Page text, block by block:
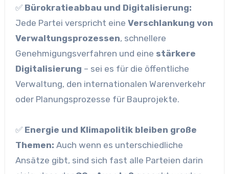
✅ Bürokratieabbau und Digitalisierung:
Jede Partei verspricht eine Verschlankung von
Verwaltungsprozessen, schnellere
Genehmigungsverfahren und eine stärkere
Digitalisierung – sei es für die öffentliche
Verwaltung, den internationalen Warenverkehr
oder Planungsprozesse für Bauprojekte.
✅ Energie und Klimapolitik bleiben große
Themen: Auch wenn es unterschiedliche
Ansätze gibt, sind sich fast alle Parteien darin